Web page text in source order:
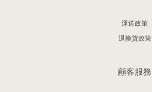
運送政策
退換貨政策
顧客服務